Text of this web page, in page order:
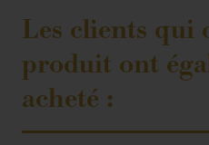
Les clients qui
produit ont
acheté :